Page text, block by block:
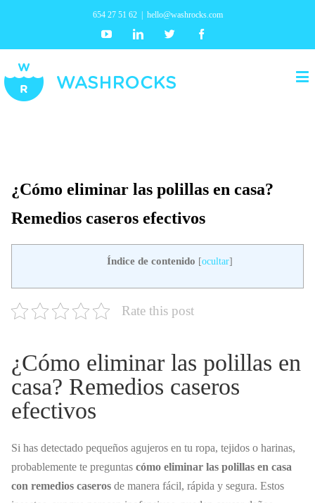
654 27 51 62 hello@washrocks.com
YoutubeLinkedin Twitter
¿Cómo eliminar las polillas en casa?
Remedios caseros efectivos
Índice de contenido [ocultar]
Rate this post
¿Cómo eliminar las polillas en
casa? Remedios caseros
efectivos
Si has detectado pequeños agujeros en tu ropa, tejidos o harinas,
probablemente te preguntas cómo eliminar las polillas en casa
con remedios caseros de manera fácil, rápida y segura. Estos